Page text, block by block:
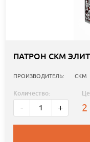
ПАТРОН СКМ ЭЛИТ
ПРОИЗВОДИТЕЛЬ: СКМ
Количество:
- + 2